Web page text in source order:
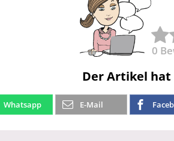
0
Der Artikel hat
Whatsapp E-Mail